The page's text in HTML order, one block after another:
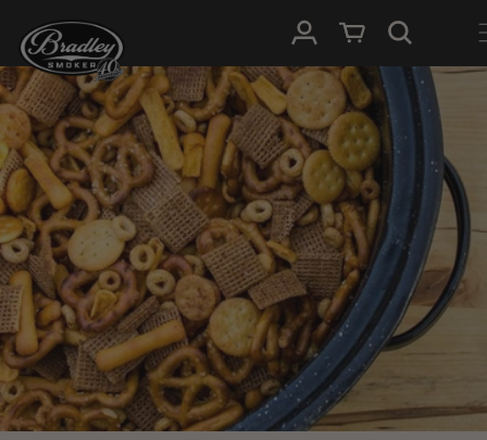
INDHOLD
Log indIndkøbskurv